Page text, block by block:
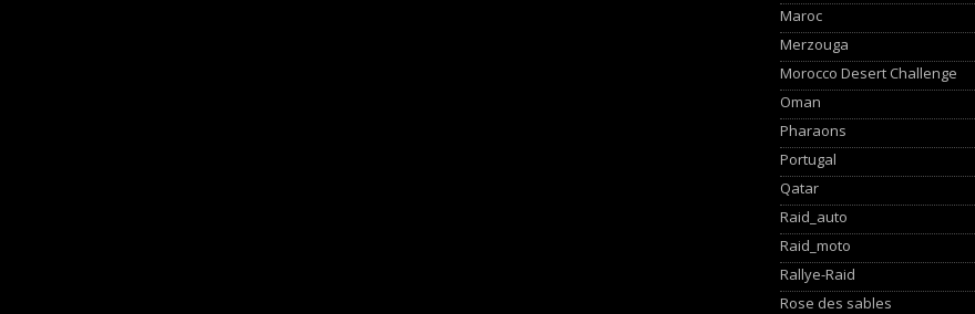
Maroc
Merzouga
Morocco Desert Challenge
Oman
Pharaons
Portugal
Qatar
Raid_auto
Raid_moto
Rallye-Raid
Rose des sables